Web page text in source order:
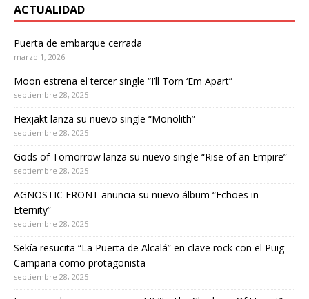
ACTUALIDAD
Puerta de embarque cerrada
marzo 1, 2026
Moon estrena el tercer single “I’ll Torn ‘Em Apart”
septiembre 28, 2025
Hexjakt lanza su nuevo single “Monolith”
septiembre 28, 2025
Gods of Tomorrow lanza su nuevo single “Rise of an Empire”
septiembre 28, 2025
AGNOSTIC FRONT anuncia su nuevo álbum “Echoes in
Eternity”
septiembre 28, 2025
Sekía resucita “La Puerta de Alcalá” en clave rock con el Puig
Campana como protagonista
septiembre 28, 2025